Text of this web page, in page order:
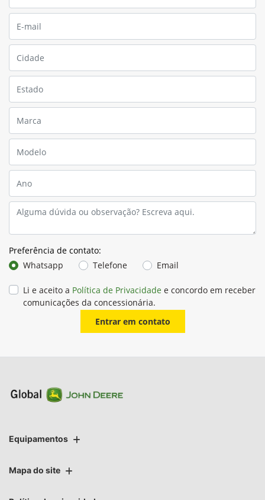
Preferência de contato:
Whatsapp
Telefone Email
Li e aceito a Política de Privacidade e concordo em receber
comunicações da concessionária.
Entrar em contato
Equipamentos
Mapa do site